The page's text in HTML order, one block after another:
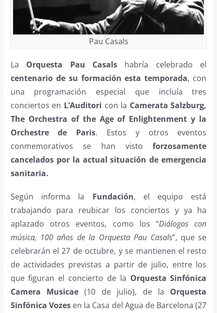
Pau Casals
La Orquesta Pau Casals habría celebrado el
centenario de su formación esta temporada, con
una programación especial que incluía tres
conciertos en L’Auditori con la Camerata Salzburg,
The Orchestra of the Age of Enlightenment y la
Orchestre de Paris. Estos y otros eventos
conmemorativos se han vistoforzosamente
cancelados por la actual situación de emergencia
sanitaria.
Según informa la Fundación, el equipo está
trabajando para reubicar los conciertos y ya ha
aplazado otros eventos, como los “Diálogos con
música, 100 años de la Orquesta Pau Casals”, que se
celebrarán el 27 de octubre, y se mantienen el resto
de actividades previstas a partir de julio, entre los
que figuran el concierto de la Orquesta Sinfónica
Camera Musicae (10 de julio), de la Orquesta
Sinfónica Vozesen la Casa del Agua de Barcelona (27